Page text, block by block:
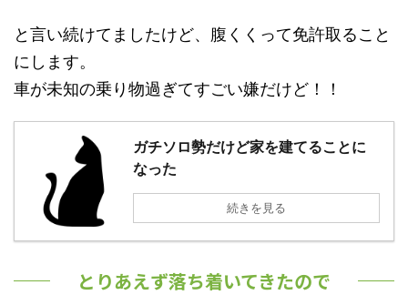
と言い続けてましたけど、腹くくって免許取ること
にします。
車が未知の乗り物過ぎてすごい嫌だけど！！
ガチソロ勢だけど家を建てることに
なった
続きを見る
とりあえず落ち着いてきたので